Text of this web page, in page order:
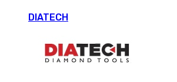
DIATECH